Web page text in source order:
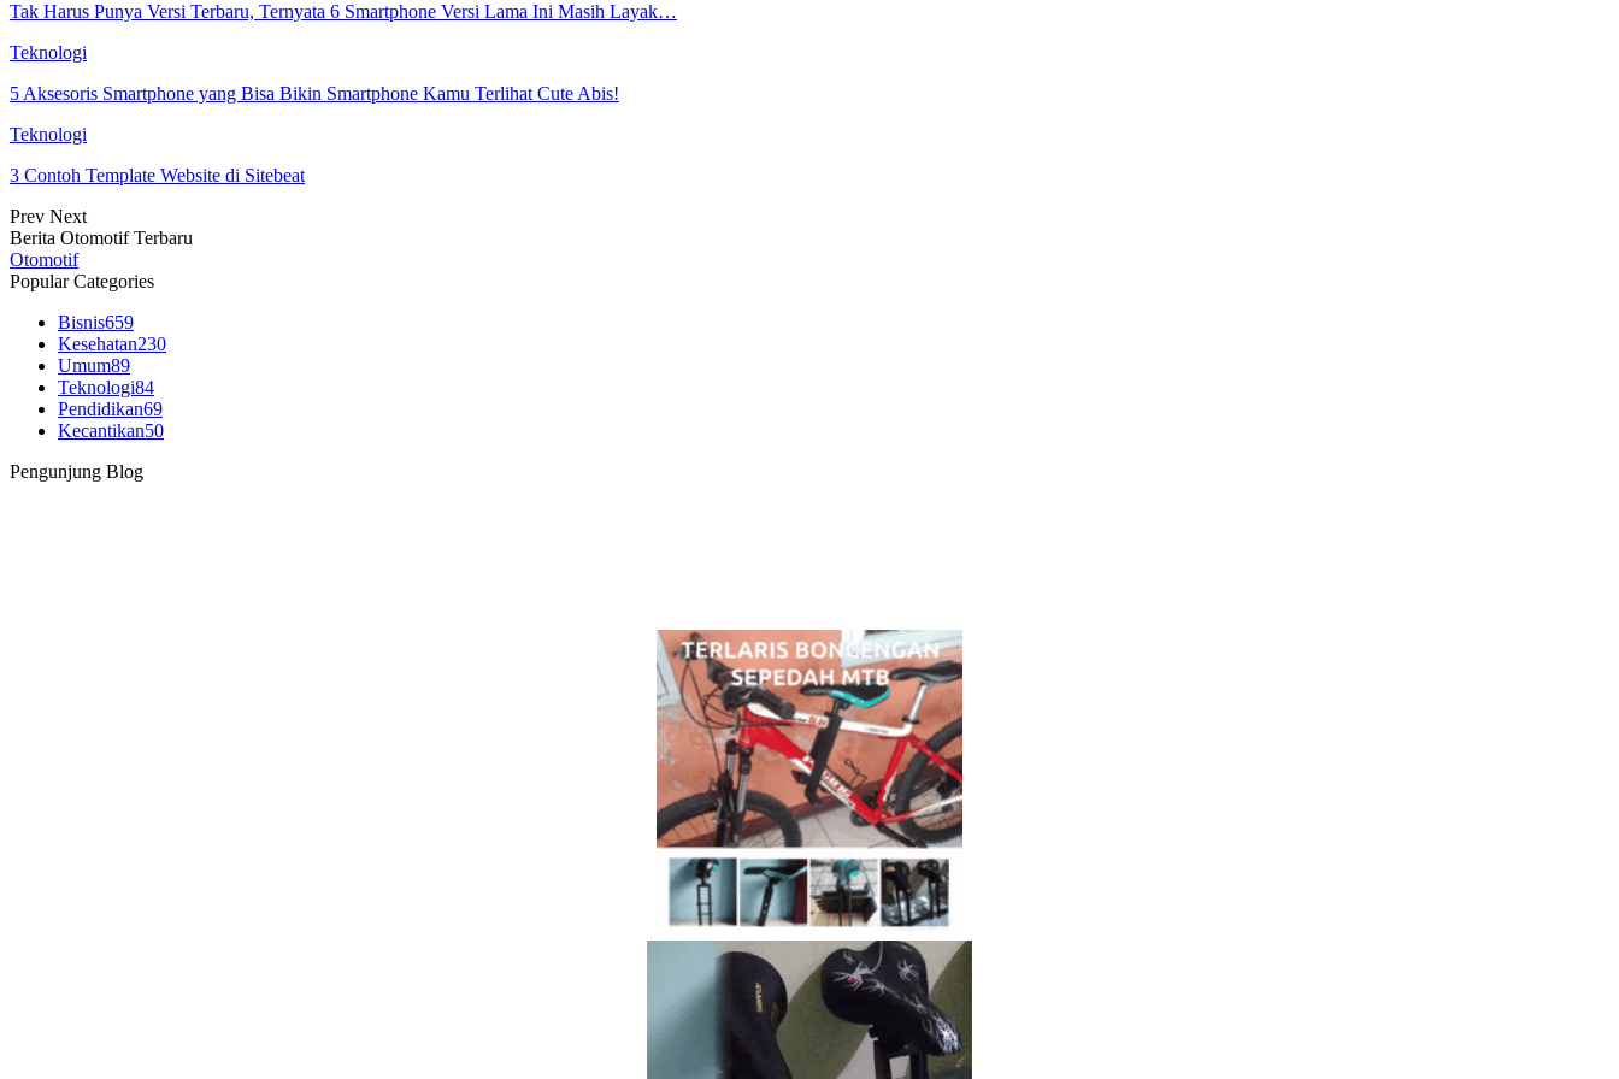
Tak Harus Punya Versi Terbaru, Ternyata 6 Smartphone Versi Lama Ini Masih Layak…
Teknologi
5 Aksesoris Smartphone yang Bisa Bikin Smartphone Kamu Terlihat Cute Abis!
Teknologi
3 Contoh Template Website di Sitebeat
Prev Next
Berita Otomotif Terbaru
Otomotif
Popular Categories
Bisnis659
Kesehatan230
Umum89
Teknologi84
Pendidikan69
Kecantikan50
Pengunjung Blog